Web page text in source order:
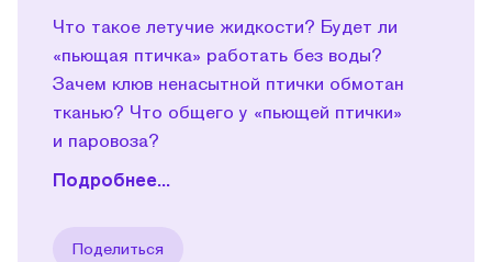
Что такое летучие жидкости? Будет ли
«пьющая птичка» работать без воды?
Зачем клюв ненасытной птички обмотан
тканью? Что общего у «пьющей птички»
и паровоза?
Подробнее...
Поделиться